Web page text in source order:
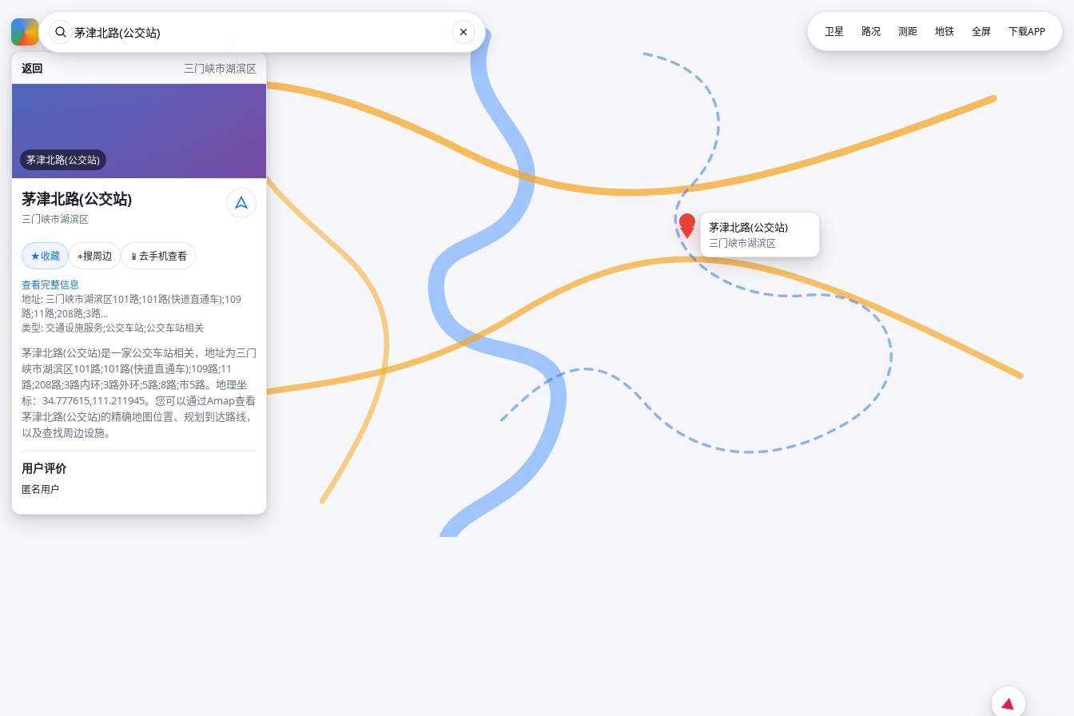
返回 三门峡市湖滨区
茅津北路(公交站)
茅津北路(公交站)
三门峡市湖滨区
★收藏 ⌖搜周边 📱 去手机查看
查看完整信息
地址: 三门峡市湖滨区101路;101路(快道直通车);109
路;11路;208路;3路...
类型: 交通设施服务;公交车站;公交车站相关
茅津北路(公交站)是一家公交车站相关，地址为三门
峡市湖滨区101路;101路(快道直通车);109路;11
路;208路;3路内环;3路外环;5路;8路;市5路。地理坐
标：34.777615,111.211945。您可以通过Amap查看
茅津北路(公交站)的精确地图位置、规划到达路线，
以及查找周边设施。
用户评价
匿名用户
茅津北路(公交站)
三门峡市湖滨区
卫星 路况 测距 地铁 全屏 下载APP